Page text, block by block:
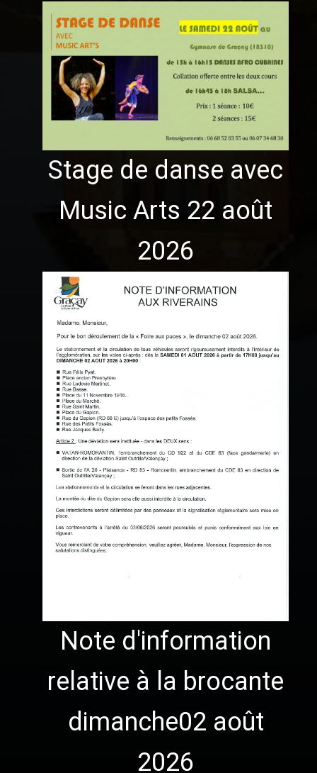
Stage de danse avec
Music Arts 22 août
2026
Note d'information
relative à la brocante
dimanche02 août
2026